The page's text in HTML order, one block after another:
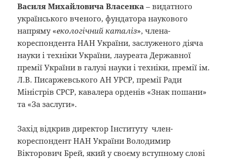
Василя Михайловича Власенка– видатного
українського вченого, фундатора наукового
напряму «екологічний каталіз», члена-
кореспондента НАН України, заслуженого діяча
науки і техніки України, лауреата Державної
премії України в галузі науки і техніки, премії ім.
Л.В. Писаржевського АН УРСР, премії Ради
Міністрів СРСР, кавалера орденів «Знак пошани»
та «За заслуги».
Захід відкрив директор Інституту член-
кореспондент НАН України Володимир
Вікторович Брей, який у своєму вступному слові